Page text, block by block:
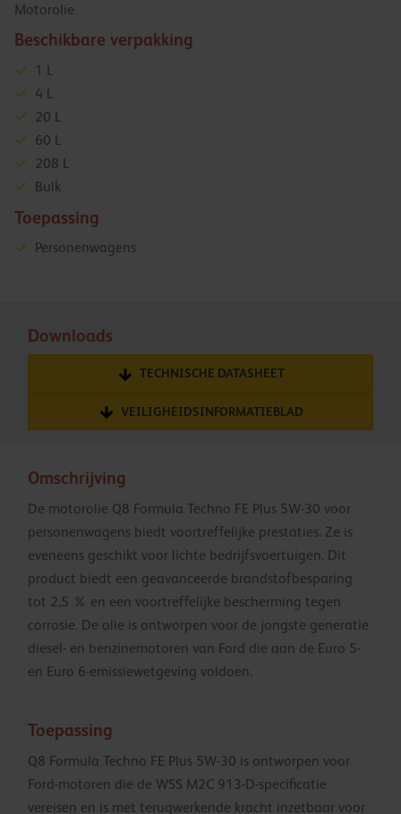
Motorolie
Beschikbare verpakking
1 L
4 L
20 L
60 L
208 L
Bulk
Toepassing
Personenwagens
Downloads
TECHNISCHE DATASHEET
VEILIGHEIDSINFORMATIEBLAD
Omschrijving
De motorolie Q8 Formula Techno FE Plus 5W-30 voor
personenwagens biedt voortreffelijke prestaties. Ze is
eveneens geschikt voor lichte bedrijfsvoertuigen. Dit
product biedt een geavanceerde brandstofbesparing
tot 2,5 % en een voortreffelijke bescherming tegen
corrosie. De olie is ontworpen voor de jongste generatie
diesel- en benzinemotoren van Ford die aan de Euro 5-
en Euro 6-emissiewetgeving voldoen.
Toepassing
Q8 Formula Techno FE Plus 5W-30 is ontworpen voor
Ford-motoren die de WSS M2C 913-D-specificatie
vereisen en is met terugwerkende kracht inzetbaar voor